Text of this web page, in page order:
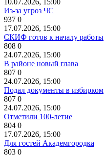
10.07.2026, 15:00
Из-за угроз ЧС
937 0
17.07.2026, 15:00
СКИФ готов к началу работы
808 0
24.07.2026, 15:00
В районе новый глава
807 0
24.07.2026, 15:00
Подал документы в избирком
807 0
24.07.2026, 15:00
Отметили 100-летие
804 0
17.07.2026, 15:00
Для гостей Академгородка
803 0